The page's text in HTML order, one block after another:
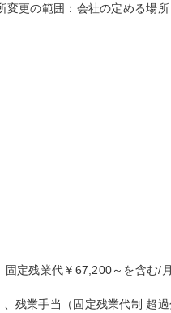
更の範囲：会社の定める場所
定残業代￥67,200～を含む/月
残業手当（固定残業代制 超過